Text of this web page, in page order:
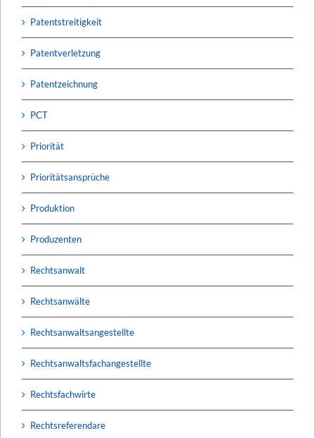
Patentstreitigkeit
Patentverletzung
Patentzeichnung
PCT
Priorität
Prioritätsansprüche
Produktion
Produzenten
Rechtsanwalt
Rechtsanwälte
Rechtsanwaltsangestellte
Rechtsanwaltsfachangestellte
Rechtsfachwirte
Rechtsreferendare